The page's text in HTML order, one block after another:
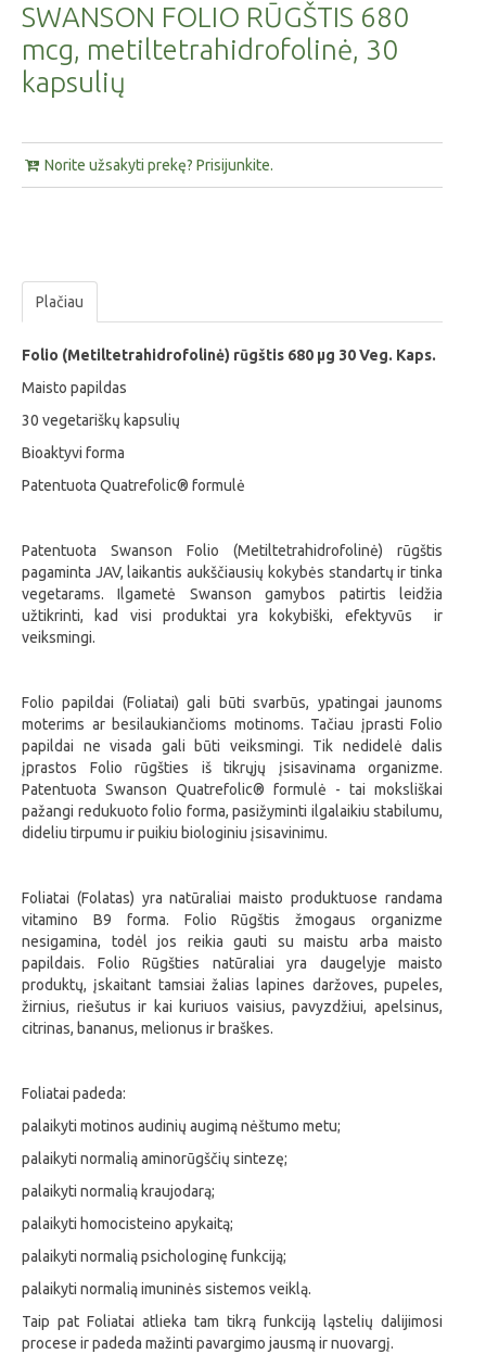
SWANSON FOLIO RŪGŠTIS 680
mcg, metiltetrahidrofolinė, 30
kapsulių
Norite užsakyti prekę? Prisijunkite.
Plačiau
Folio (Metiltetrahidrofolinė) rūgštis 680 µg 30 Veg. Kaps.
Maisto papildas
30 vegetariškų kapsulių
Bioaktyvi forma
Patentuota Quatrefolic® formulė
Patentuota Swanson Folio (Metiltetrahidrofolinė) rūgštis
pagaminta JAV, laikantis aukščiausių kokybės standartų ir tinka
vegetarams. Ilgametė Swanson gamybos patirtis leidžia
užtikrinti, kad visi produktai yra kokybiški, efektyvūs ir
veiksmingi.
Folio papildai (Foliatai) gali būti svarbūs, ypatingai jaunoms
moterims ar besilaukiančioms motinoms. Tačiau įprasti Folio
papildai ne visada gali būti veiksmingi. Tik nedidelė dalis
įprastos Folio rūgšties iš tikrųjų įsisavinama organizme.
Patentuota Swanson Quatrefolic® formulė - tai moksliškai
pažangi redukuoto folio forma, pasižyminti ilgalaikiu stabilumu,
dideliu tirpumu ir puikiu biologiniu įsisavinimu.
Foliatai (Folatas) yra natūraliai maisto produktuose randama
vitamino B9 forma. Folio Rūgštis žmogaus organizme
nesigamina, todėl jos reikia gauti su maistu arba maisto
papildais. Folio Rūgšties natūraliai yra daugelyje maisto
produktų, įskaitant tamsiai žalias lapines daržoves, pupeles,
žirnius, riešutus ir kai kuriuos vaisius, pavyzdžiui, apelsinus,
citrinas, bananus, melionus ir braškes.
Foliatai padeda:
palaikyti motinos audinių augimą nėštumo metu;
palaikyti normalią aminorūgščių sintezę;
palaikyti normalią kraujodarą;
palaikyti homocisteino apykaitą;
palaikyti normalią psichologinę funkciją;
palaikyti normalią imuninės sistemos veiklą.
Taip pat Foliatai atlieka tam tikrą funkciją ląstelių dalijimosi
procese ir padeda mažinti pavargimo jausmą ir nuovargį.